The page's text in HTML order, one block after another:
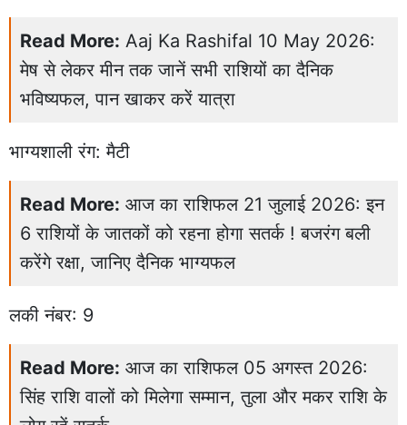
Read More: Aaj Ka Rashifal 10 May 2026:
मेष से लेकर मीन तक जानें सभी राशियों का दैनिक
भविष्यफल, पान खाकर करें यात्रा
भाग्यशाली रंग: मैटी
Read More: आज का राशिफल 21 जुलाई 2026: इन
6 राशियों के जातकों को रहना होगा सतर्क ! बजरंग बली
करेंगे रक्षा, जानिए दैनिक भाग्यफल
लकी नंबर: 9
Read More: आज का राशिफल 05 अगस्त 2026:
सिंह राशि वालों को मिलेगा सम्मान, तुला और मकर राशि के